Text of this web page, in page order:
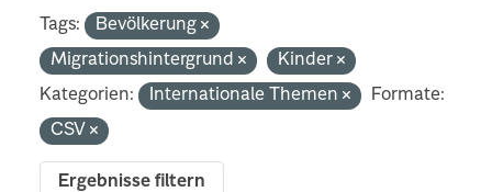
Tags:
Bevölkerung
Migrationshintergrund
Kinder
Kategorien:
Internationale Themen
Formate:
CSV
Ergebnisse filtern